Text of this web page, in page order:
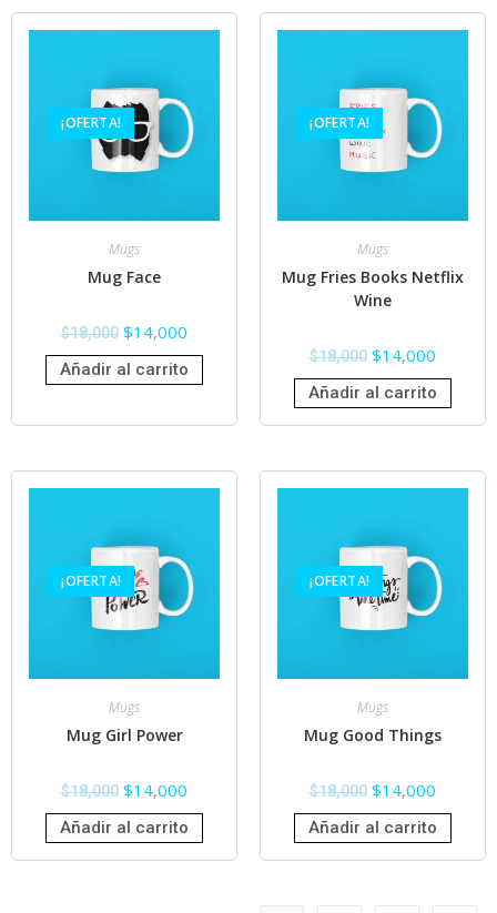
¡OFERTA!
Mugs
Mug Face
$18,000 $14,000
Añadir al carrito
¡OFERTA!
Mugs
Mug Fries Books Netflix
Wine
$18,000 $14,000
Añadir al carrito
¡OFERTA!
Mugs
Mug Girl Power
$18,000 $14,000
Añadir al carrito
¡OFERTA!
Mugs
Mug Good Things
$18,000 $14,000
Añadir al carrito